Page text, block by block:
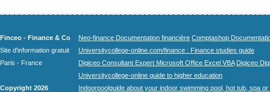
Finceo - Finance & Co
Site d'information gratuit
Paris - France
Copyright 2026
Neo-finance Documentation financière Comptashop
Universitycollege-online.com/finance : Finance studies guide
Digiceo Consultant Expert Microsoft Office Excel VBA Digiceo
Universitycollege-online guide to higher education
Indoorpoolguide about your indoor swimming pool, hot tub, spa